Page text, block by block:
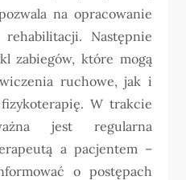
na opracowanie
Następnie
zabiegów, które mogą
ruchowe, jak i
W trakcie
jest regularna
a pacjentem –
o postępach